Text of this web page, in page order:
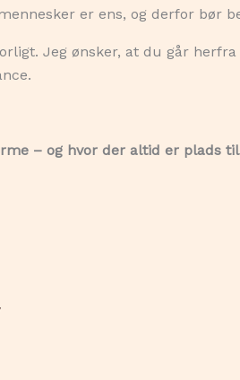
er ens, og derfor bør
Jeg ønsker, at du går
– og hvor der altid er plads